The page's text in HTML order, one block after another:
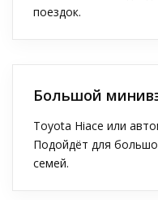
поездок.
Большой
Toyota Hiace или
Подойдёт для
семей.